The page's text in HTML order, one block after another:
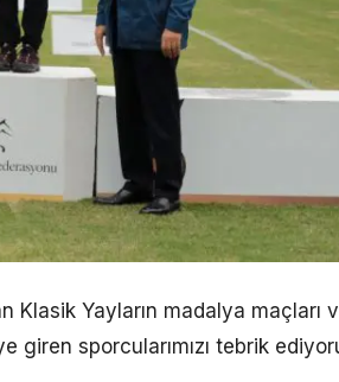
Klasik Yayların madalya maçları
giren sporcularımızı tebrik